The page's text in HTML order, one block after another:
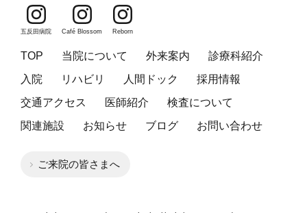
五反田病院 Café Blossom Reborn
TOP 当院について 外来案内
診療科紹介
入院
リハビリ 人間ドック
採用情報
交通アクセス
医師紹介
検査について
関連施設
お知らせ ブログ お問い合わせ
ご来院の皆さまへ